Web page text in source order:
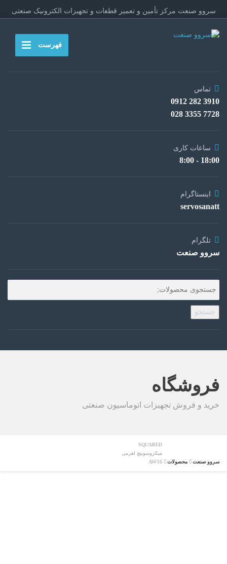
سروو صنعت مرکز تأمین و تعمیر قطعات و تجهیزات الکترونیک صنعتی
فهرست
تماس
3910 282 0912
7728 3355 028
ساعات کاری
18:00 - 8:00
اینستاگرام
servosanatt
تلگرام
سروو صنعت
جستجو
فروشگاه
خرید و فروش تجهیزات اتوماسیون صنعتی
سروو صنعت محصولات
SQUARED
میکروسوییچ اهرمی
AW-16